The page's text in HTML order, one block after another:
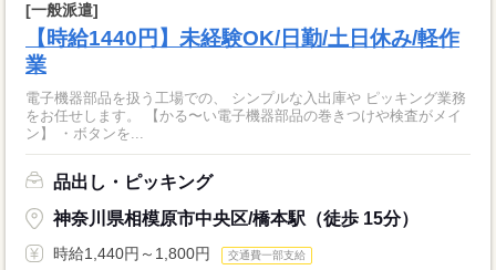
[一般派遣]
【時給1440円】未経験OK/日勤/土日休み/軽作
業
電子機器部品を扱う工場での、 シンプルな入出庫や ピッキング業務
をお任せします。 【かる〜い電子機器部品の巻きつけや検査がメイ
ン】 ・ボタンを...
品出し・ピッキング
神奈川県相模原市中央区/橋本駅（徒歩 15分）
時給1,440円～1,800円 交通費一部支給